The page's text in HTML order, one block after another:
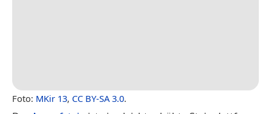
Foto: MKir 13, CC BY-SA 3.0.